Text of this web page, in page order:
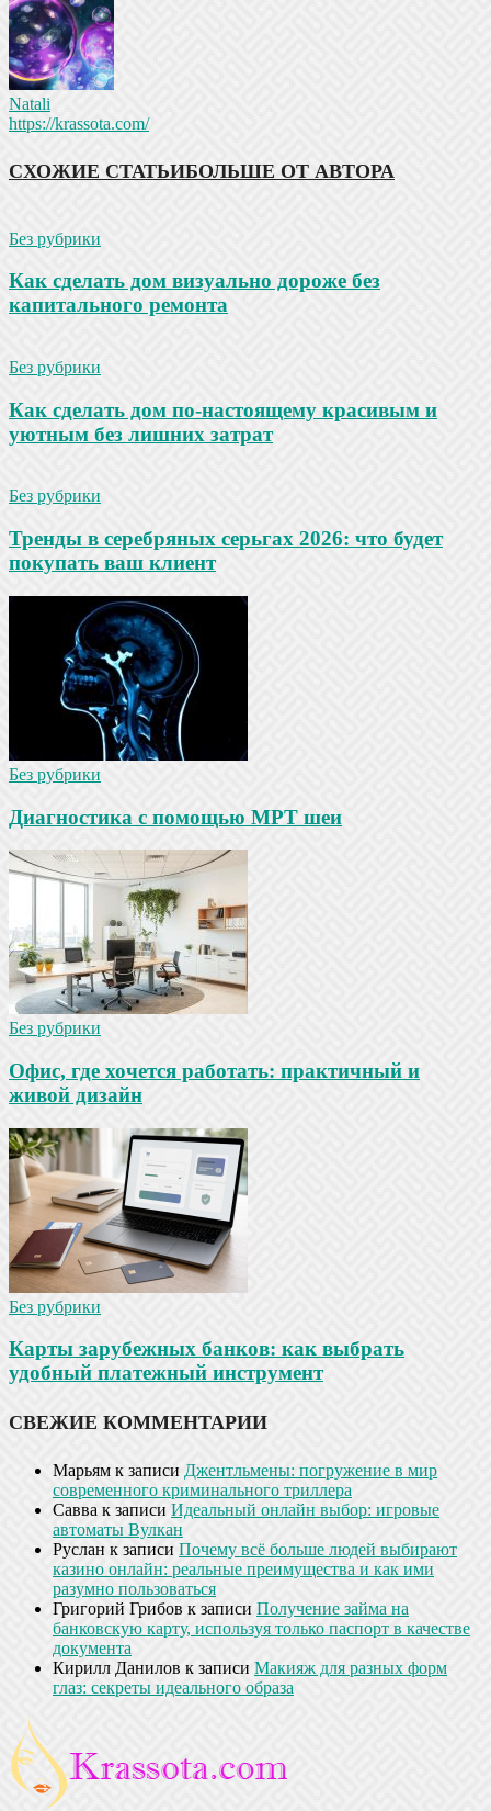
Natali
https://krassota.com/
СХОЖИЕ СТАТЬИБОЛЬШЕ ОТ АВТОРА
Без рубрики
Как сделать дом визуально дороже без
капитального ремонта
Без рубрики
Как сделать дом по-настоящему красивым и
уютным без лишних затрат
Без рубрики
Тренды в серебряных серьгах 2026: что будет
покупать ваш клиент
Без рубрики
Диагностика с помощью МРТ шеи
Без рубрики
Офис, где хочется работать: практичный и
живой дизайн
Без рубрики
Карты зарубежных банков: как выбрать
удобный платежный инструмент
СВЕЖИЕ КОММЕНТАРИИ
Марьям к записи Джентльмены: погружение в мир
современного криминального триллера
Савва к записи Идеальный онлайн выбор: игровые
автоматы Вулкан
Руслан к записи Почему всё больше людей выбирают
казино онлайн: реальные преимущества и как ими
разумно пользоваться
Григорий Грибов к записи Получение займа на
банковскую карту, используя только паспорт в качестве
документа
Кирилл Данилов к записи Макияж для разных форм
глаз: секреты идеального образа